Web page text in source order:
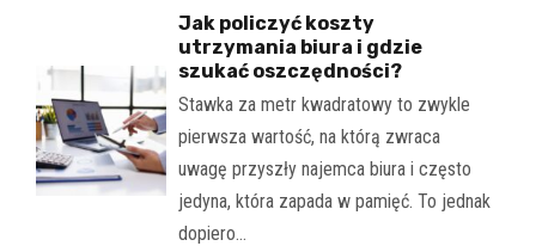
Jak policzyć koszty
utrzymania biura i gdzie
szukać oszczędności?
Stawka za metr kwadratowy to zwykle
pierwsza wartość, na którą zwraca
uwagę przyszły najemca biura i często
jedyna, która zapada w pamięć. To jednak
dopiero…